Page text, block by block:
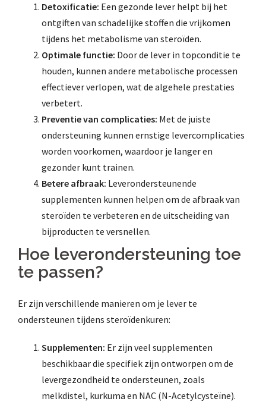
Detoxificatie: Een gezonde lever helpt bij het
ontgiften van schadelijke stoffen die vrijkomen
tijdens het metabolisme van steroïden.
Optimale functie: Door de lever in topconditie te
houden, kunnen andere metabolische processen
effectiever verlopen, wat de algehele prestaties
verbetert.
Preventie van complicaties: Met de juiste
ondersteuning kunnen ernstige levercomplicaties
worden voorkomen, waardoor je langer en
gezonder kunt trainen.
Betere afbraak: Leverondersteunende
supplementen kunnen helpen om de afbraak van
steroïden te verbeteren en de uitscheiding van
bijproducten te versnellen.
Hoe leverondersteuning toe
te passen?
Er zijn verschillende manieren om je lever te
ondersteunen tijdens steroïdenkuren:
Supplementen: Er zijn veel supplementen
beschikbaar die specifiek zijn ontworpen om de
levergezondheid te ondersteunen, zoals
melkdistel, kurkuma en NAC (N-Acetylcysteïne).